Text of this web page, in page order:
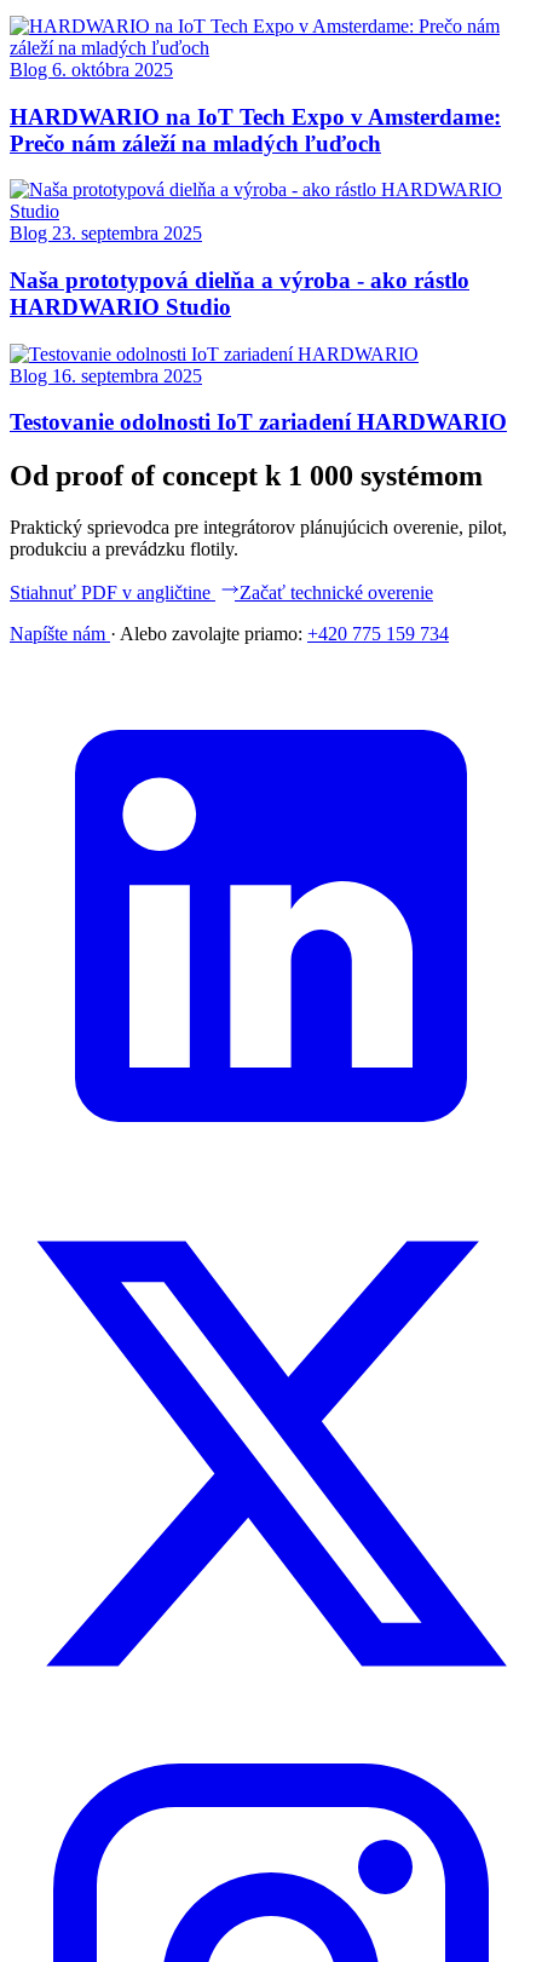
Blog 6. októbra 2025
HARDWARIO na IoT Tech Expo v Amsterdame:
Prečo nám záleží na mladých ľuďoch
Blog 23. septembra 2025
Naša prototypová dielňa a výroba - ako rástlo
HARDWARIO Studio
Blog 16. septembra 2025
Testovanie odolnosti IoT zariadení HARDWARIO
Od proof of concept k 1 000 systémom
Praktický sprievodca pre integrátorov plánujúcich overenie, pilot,
produkciu a prevádzku flotily.
Stiahnuť PDF v angličtine
Začať technické overenie
Napíšte nám · Alebo zavolajte priamo: +420 775 159 734